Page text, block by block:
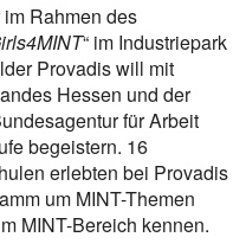
Rahmen des
“ im Industriepark
Provadis will mit
Hessen und der
für Arbeit
begeistern. 16
erlebten bei Provadis
um MINT-Themen
MINT-Bereich kennen.